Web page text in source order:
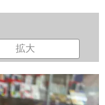
拡大